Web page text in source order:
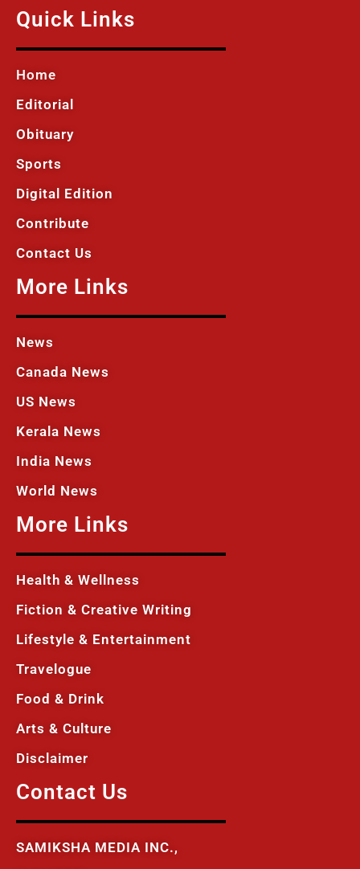
Quick Links
Home
Editorial
Obituary
Sports
Digital Edition
Contribute
Contact Us
More Links
News
Canada News
US News
Kerala News
India News
World News
More Links
Health & Wellness
Fiction & Creative Writing
Lifestyle & Entertainment
Travelogue
Food & Drink
Arts & Culture
Disclaimer
Contact Us
SAMIKSHA MEDIA INC.,